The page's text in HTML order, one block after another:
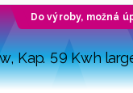
Do výroby, možná